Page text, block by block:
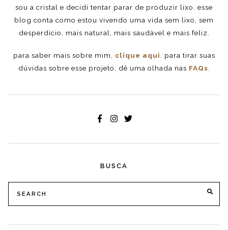
sou a cristal e decidi tentar parar de produzir lixo. esse
blog conta como estou vivendo uma vida sem lixo, sem
desperdício, mais natural, mais saudável e mais feliz.
para saber mais sobre mim, clique aqui . para tirar suas
dúvidas sobre esse projeto, dê uma olhada nas FAQs
BUSCA
for: